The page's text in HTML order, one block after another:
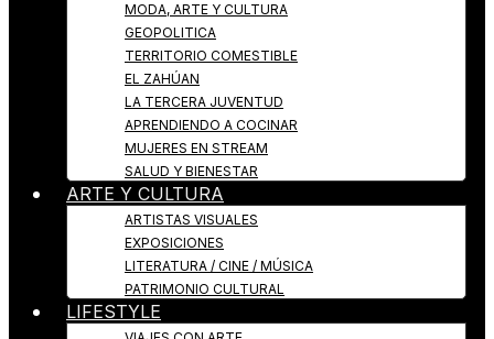
MODA, ARTE Y CULTURA
GEOPOLITICA
TERRITORIO COMESTIBLE
EL ZAHÚAN
LA TERCERA JUVENTUD
APRENDIENDO A COCINAR
MUJERES EN STREAM
SALUD Y BIENESTAR
ARTE Y CULTURA
ARTISTAS VISUALES
EXPOSICIONES
LITERATURA / CINE / MÚSICA
PATRIMONIO CULTURAL
LIFESTYLE